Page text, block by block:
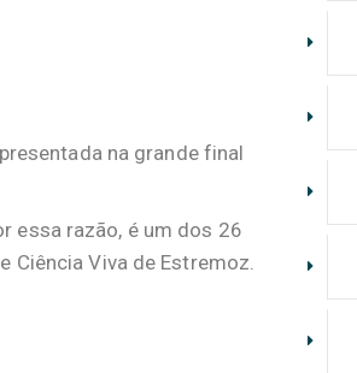
na grande final
essa razão, é um dos 26
Ciência Viva de Estremoz.